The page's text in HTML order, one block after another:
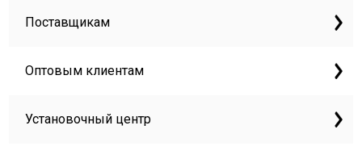
Поставщикам
Оптовым клиентам
Установочный центр